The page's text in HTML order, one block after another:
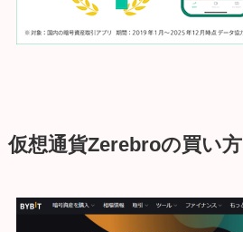
仮想通貨Zerebroの買い方